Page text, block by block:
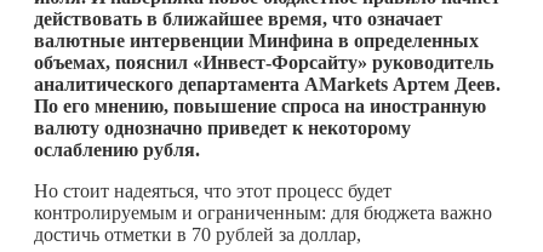
действовать в ближайшее время, что означает
валютные интервенции Минфина в определенных
объемах, пояснил «Инвест-Форсайту» руководитель
аналитического департамента AMarkets Артем Деев.
По его мнению, повышение спроса на иностранную
валюту однозначно приведет к некоторому
ослаблению рубля.
Но стоит надеяться, что этот процесс будет
контролируемым и ограниченным: для бюджета важно
достичь отметки в 70 рублей за доллар,